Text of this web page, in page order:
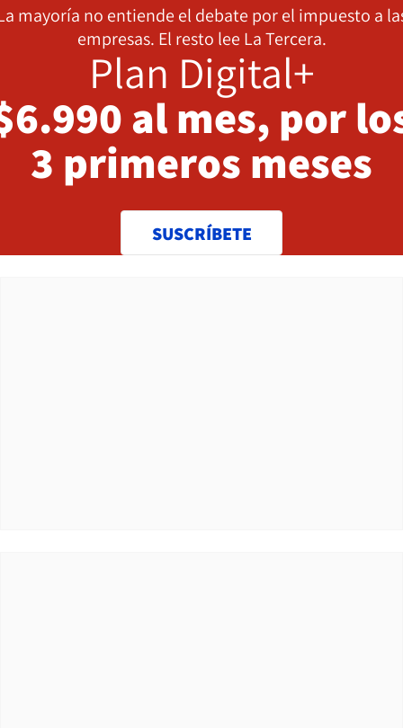
mayoría no entiende el debate por el impuesto a
empresas. El resto lee La Tercera.
Plan Digital+
al mes, por
3 primeros meses
SUSCRÍBETE